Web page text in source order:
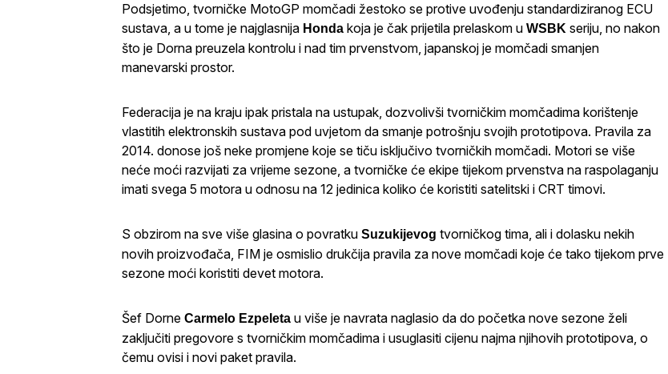
Podsjetimo, tvorničke MotoGP momčadi žestoko se protive uvođenju standardiziranog ECU
sustava, a u tome je najglasnija Honda koja je čak prijetila prelaskom u WSBK seriju, no nakon
što je Dorna preuzela kontrolu i nad tim prvenstvom, japanskoj je momčadi smanjen
manevarski prostor.
Federacija je na kraju ipak pristala na ustupak, dozvolivši tvorničkim momčadima korištenje
vlastitih elektronskih sustava pod uvjetom da smanje potrošnju svojih prototipova. Pravila za
2014. donose još neke promjene koje se tiču isključivo tvorničkih momčadi. Motori se više
neće moći razvijati za vrijeme sezone, a tvorničke će ekipe tijekom prvenstva na raspolaganju
imati svega 5 motora u odnosu na 12 jedinica koliko će koristiti satelitski i CRT timovi.
S obzirom na sve više glasina o povratku Suzukijevog tvorničkog tima, ali i dolasku nekih
novih proizvođača, FIM je osmislio drukčija pravila za nove momčadi koje će tako tijekom prve
sezone moći koristiti devet motora.
Šef Dorne Carmelo Ezpeleta u više je navrata naglasio da do početka nove sezone želi
zaključiti pregovore s tvorničkim momčadima i usuglasiti cijenu najma njihovih prototipova, o
čemu ovisi i novi paket pravila.